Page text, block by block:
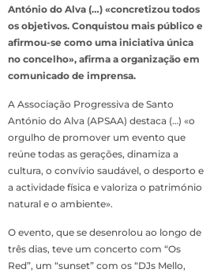
António do Alva (…) «concretizou todos
os objetivos. Conquistou mais público e
afirmou-se como uma iniciativa única
no concelho», afirma a organização em
comunicado de imprensa.
A Associação Progressiva de Santo
António do Alva (APSAA) destaca (…) «o
orgulho de promover um evento que
reúne todas as gerações, dinamiza a
cultura, o convívio saudável, o desporto e
a actividade física e valoriza o património
natural e o ambiente».
O evento, que se desenrolou ao longo de
três dias, teve um concerto com “Os
Red”, um “sunset” com os “DJs Mello,